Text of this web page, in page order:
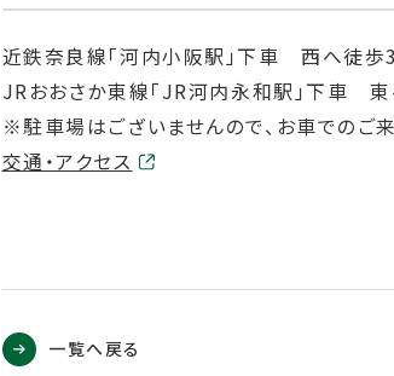
を
別
ウ
イ
開
近鉄奈良線「河内小阪駅」下車 西へ徒歩
JRおおさか東線「JR河内永和駅」下車
※駐車場はございませんので、お車でのご
外
を
交通・アクセス
一覧へ戻る